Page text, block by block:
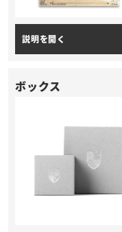
ボックス